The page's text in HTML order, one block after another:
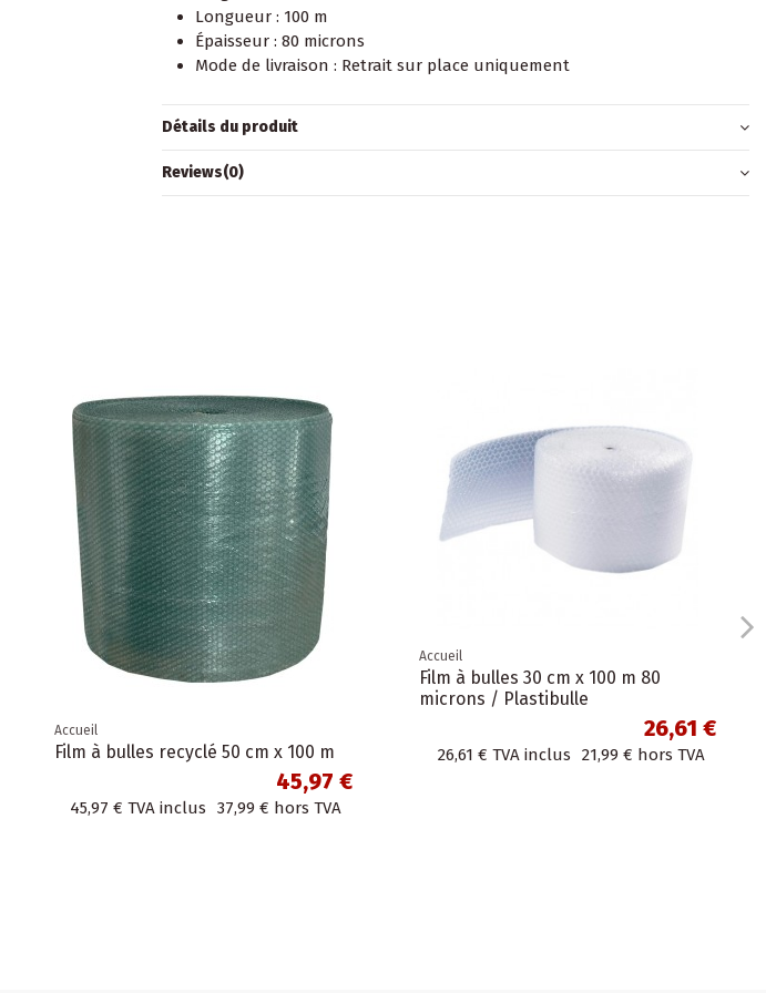
Longueur : 100 m
Épaisseur : 80 microns
Mode de livraison : Retrait sur place uniquement
Détails du produit
Reviews(0)
Accueil
Film à bulles recyclé 50 cm x 100 m
45,97 €
45,97 € TVA inclus 37,99 € hors TVA
Accueil
Film à bulles 30 cm x 100 m 80
microns / Plastibulle
26,61 €
26,61 € TVA inclus 21,99 € hors TVA